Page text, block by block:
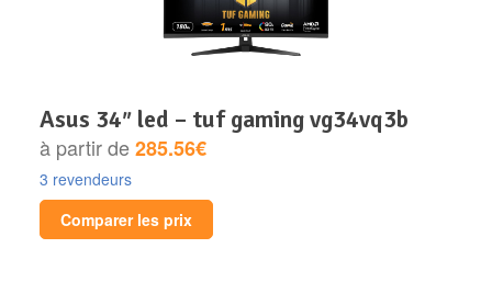
asus 34″ led – tuf gaming vg34vq3b
à partir de285.56€
3 revendeurs
Comparer les prix